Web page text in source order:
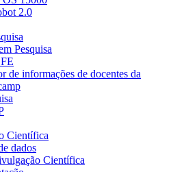
2.0
Pesquisa
de informações de docentes da
Científica
dados
Científica